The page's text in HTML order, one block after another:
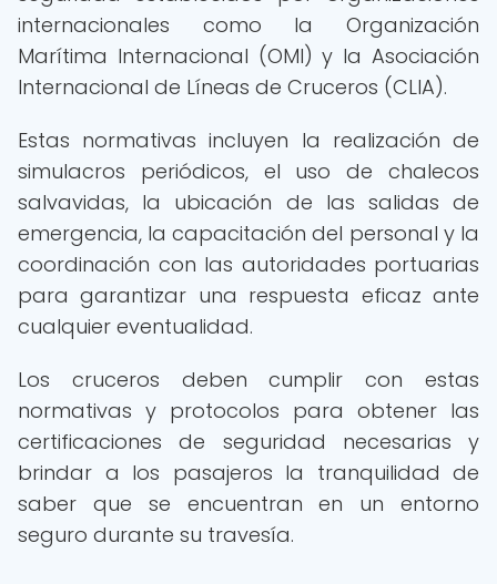
internacionales como la Organización
Marítima Internacional (OMI) y la Asociación
Internacional de Líneas de Cruceros (CLIA).
Estas normativas incluyen la realización de
simulacros periódicos, el uso de chalecos
salvavidas, la ubicación de las salidas de
emergencia, la capacitación del personal y la
coordinación con las autoridades portuarias
para garantizar una respuesta eficaz ante
cualquier eventualidad.
Los cruceros deben cumplir con estas
normativas y protocolos para obtener las
certificaciones de seguridad necesarias y
brindar a los pasajeros la tranquilidad de
saber que se encuentran en un entorno
seguro durante su travesía.